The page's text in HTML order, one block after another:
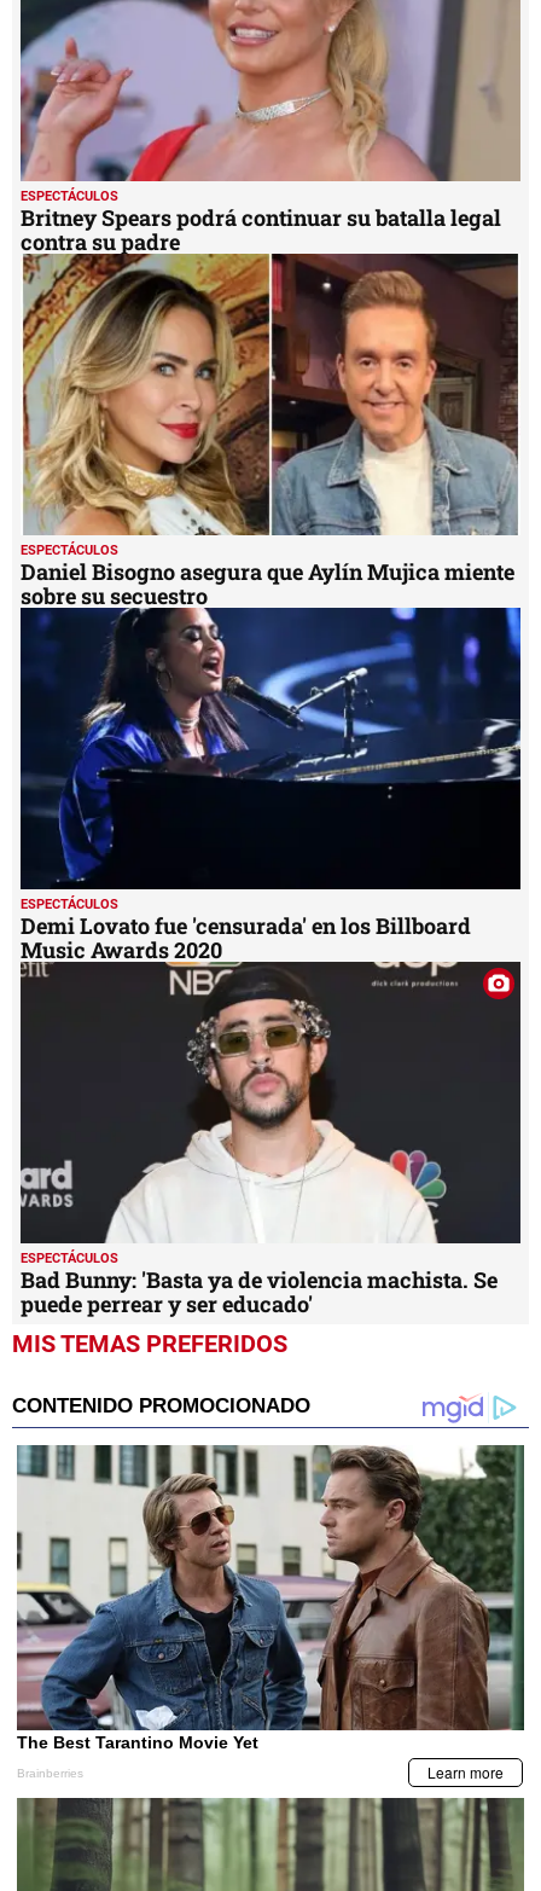
ESPECTÁCULOS
Britney Spears podrá continuar su batalla legal
contra su padre
ESPECTÁCULOS
Daniel Bisogno asegura que Aylín Mujica miente
sobre su secuestro
ESPECTÁCULOS
Demi Lovato fue 'censurada' en los Billboard
Music Awards 2020
ESPECTÁCULOS
Bad Bunny: 'Basta ya de violencia machista. Se
puede perrear y ser educado'
MIS TEMAS PREFERIDOS